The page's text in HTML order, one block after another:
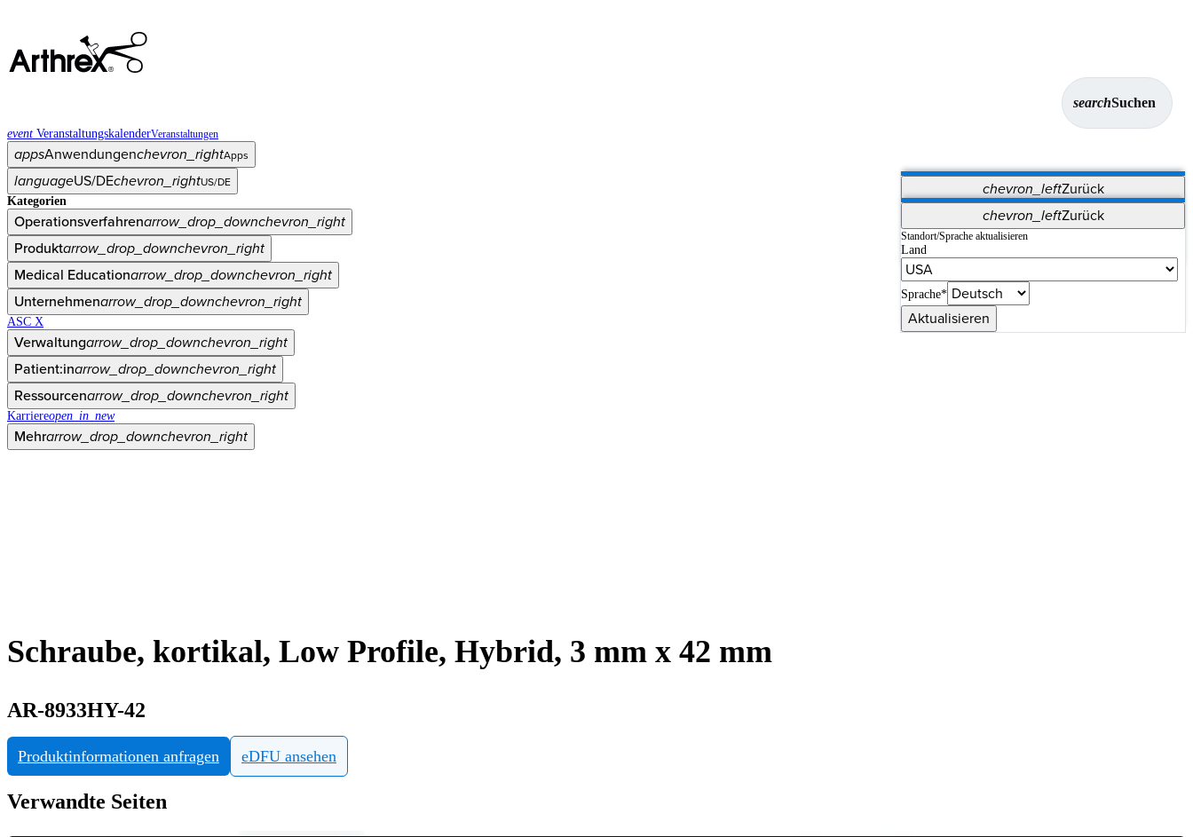
searchSuchen
event VeranstaltungskalenderVeranstaltungen
appsAnwendungenchevron_rightApps
chevron_leftZurück
Vet Systems OrthoPedia Patient
Supplier Portal
Synergy-Bildgebung und -Resektion
languageUS/DEchevron_rightUS/DE
chevron_leftZurück
Standort/Sprache aktualisieren
Land
Sprache*
Aktualisieren
Kategorien
Operationsverfahrenarrow_drop_downchevron_right
Produktarrow_drop_downchevron_right
Medical Educationarrow_drop_downchevron_right
Unternehmenarrow_drop_downchevron_right
ASC X
Verwaltungarrow_drop_downchevron_right
Patient:inarrow_drop_downchevron_right
Ressourcenarrow_drop_downchevron_right
Karriereopen_in_new
Mehrarrow_drop_downchevron_right
Schraube, kortikal, Low Profile, Hybrid, 3 mm x 42 mm
AR-8933HY-42
Produktinformationen anfragen eDFU ansehen
Verwandte Seiten